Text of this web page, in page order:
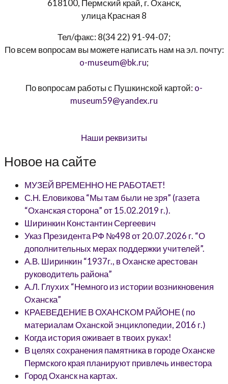
618100, Пермский край, г. Оханск,
улица Красная 8
Тел/факс: 8(34 22) 91-94-07;
По всем вопросам вы можете написать нам на эл. почту:
o-museum@bk.ru;
По вопросам работы с Пушкинской картой: o-
museum59@yandex.ru
Наши реквизиты
Новое на сайте
МУЗЕЙ ВРЕМЕННО НЕ РАБОТАЕТ!
С.Н. Еловикова “Мы там были не зря” (газета
“Оханская сторона” от 15.02.2019 г.).
Ширинкин Константин Сергеевич
Указ Президента РФ №498 от 20.07.2026 г. “О
дополнительных мерах поддержки учителей”.
А.В. Ширинкин “1937г., в Оханске арестован
руководитель района”
А.Л. Глухих “Немного из истории возникновения
Оханска”
КРАЕВЕДЕНИЕ В ОХАНСКОМ РАЙОНЕ ( по
материалам Оханской энциклопедии, 2016 г.)
Когда история оживает в твоих руках!
В целях сохранения памятника в городе Оханске
Пермского края планируют привлечь инвестора
Город Оханск на картах.